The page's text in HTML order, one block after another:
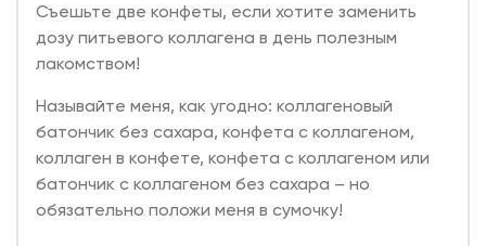
Съешьте две конфеты, если хотите заменить
дозу питьевого коллагена в день полезным
лакомством!
Называйте меня, как угодно: коллагеновый
батончик без сахара, конфета с коллагеном,
коллаген в конфете, конфета с коллагеном или
батончик с коллагеном без сахара – но
обязательно положи меня в сумочку!